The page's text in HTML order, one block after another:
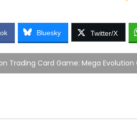
Bluesky Twitter/X
Trading Card Game: Mega Evolution